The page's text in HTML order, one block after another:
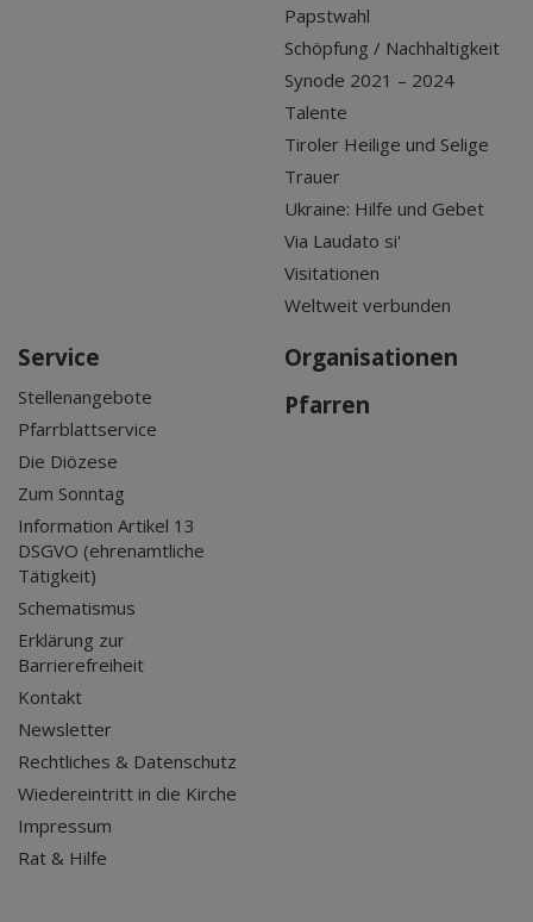
Papstwahl
Schöpfung / Nachhaltigkeit
Synode 2021 – 2024
Talente
Tiroler Heilige und Selige
Trauer
Ukraine: Hilfe und Gebet
Via Laudato si'
Visitationen
Weltweit verbunden
Service
Stellenangebote
Pfarrblattservice
Die Diözese
Zum Sonntag
Information Artikel 13
DSGVO (ehrenamtliche
Tätigkeit)
Schematismus
Erklärung zur
Barrierefreiheit
Kontakt
Newsletter
Rechtliches & Datenschutz
Wiedereintritt in die Kirche
Impressum
Rat & Hilfe
Organisationen
Pfarren